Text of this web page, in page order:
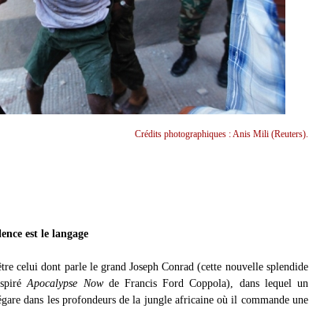
Crédits photographiques : Anis Mili (Reuters).
est le langage
celui dont parle le grand Joseph Conrad (cette nouvelle splendide
Apocalypse Nowde Francis Ford Coppola), dans lequel un
dans les profondeurs de la jungle africaine où il commande une